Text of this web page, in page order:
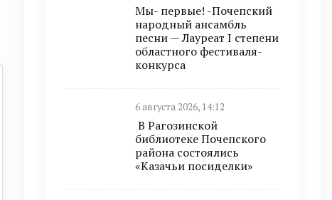
Мы- первые! -Почепский
народный ансамбль
песни — Лауреат I степени
областного фестиваля-
конкурса
6 августа 2026, 14:12
В Рагозинской
библиотеке Почепского
района состоялись
«Казачьи посиделки»